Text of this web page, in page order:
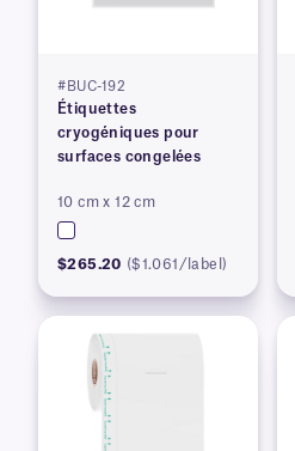
#BUC-192
Étiquettes
cryogéniques pour
surfaces congelées
10 cm x 12 cm
$265.20 ($1.061/label)